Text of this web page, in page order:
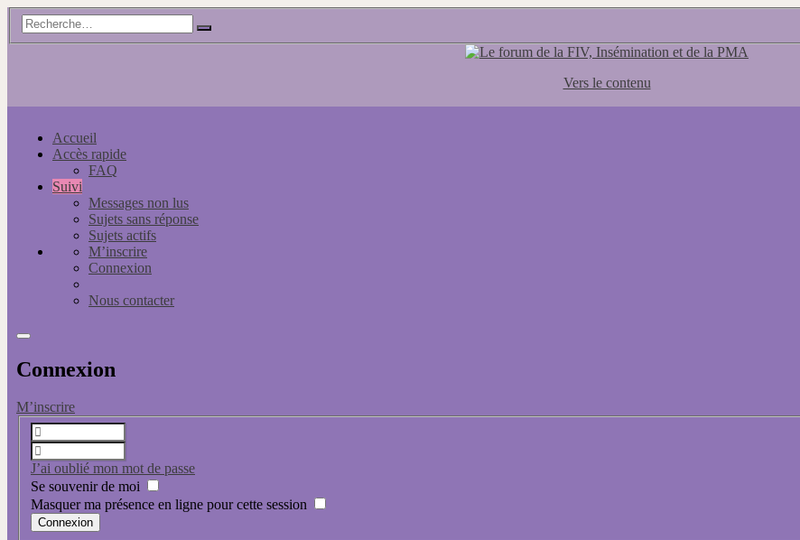
Vers le contenu
Accueil
Accès rapide
FAQ
Suivi
Messages non lus
Sujets sans réponse
Sujets actifs
M’inscrire
Connexion
Nous contacter
Connexion
M’inscrire
J’ai oublié mon mot de passe
Se souvenir de moi
Masquer ma présence en ligne pour cette session